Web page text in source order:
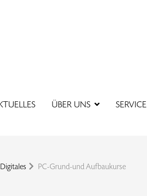
ÜBER UNS SERVICE
PC-Grund-und Aufbaukurse